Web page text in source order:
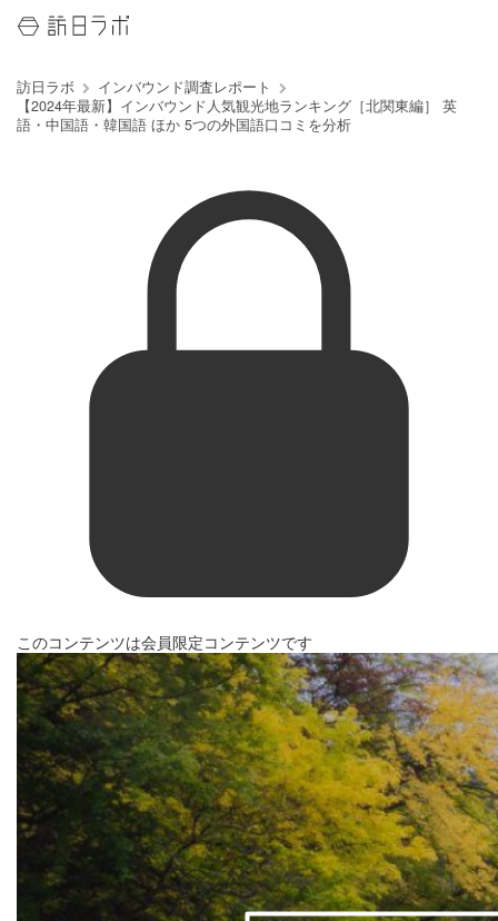
訪日ラボ
インバウンド調査レポート
【2024年最新】インバウンド人気観光地ランキング［北関東編］ 英
語・中国語・韓国語 ほか 5つの外国語口コミを分析
このコンテンツは会員限定コンテンツです